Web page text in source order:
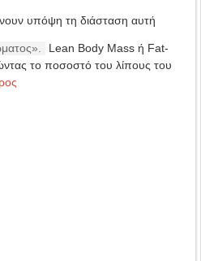
υπόψη τη διάσταση αυτή
Lean Body Mass ή Fat-
το ποσοστό του λίπους του